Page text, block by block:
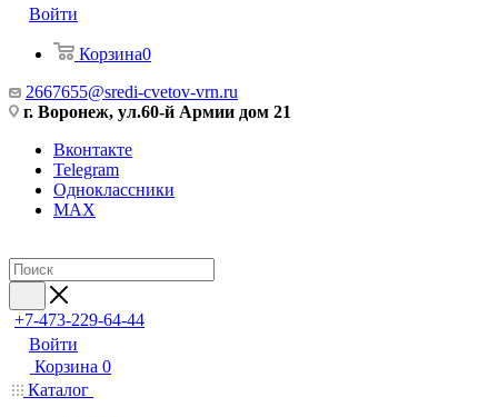
Войти
Корзина0
2667655@sredi-cvetov-vrn.ru
г. Воронеж, ул.60-й Армии дом 21
Вконтакте
Telegram
Одноклассники
MAX
+7-473-229-64-44
Войти
Корзина 0
Каталог